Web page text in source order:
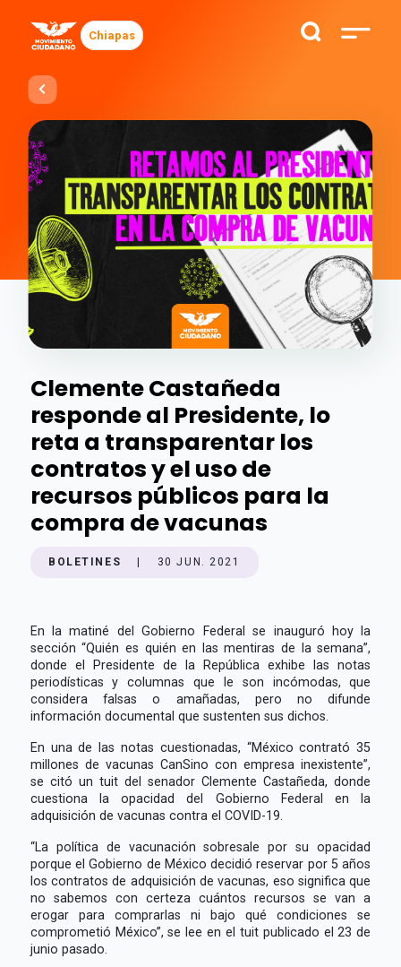
Chiapas
Clemente Castañeda
responde al Presidente, lo
reta a transparentar los
contratos y el uso de
recursos públicos para la
compra de vacunas
BOLETINES 30 JUN. 2021
En la matiné del Gobierno Federal se inauguró hoy la
sección “Quién es quién en las mentiras de la semana”,
donde el Presidente de la República exhibe las notas
periodísticas y columnas que le son incómodas, que
considera falsas o amañadas, pero no difunde
información documental que sustenten sus dichos.
En una de las notas cuestionadas, “México contrató 35
millones de vacunas CanSino con empresa inexistente”,
se citó un tuit del senador Clemente Castañeda, donde
cuestiona la opacidad del Gobierno Federal en la
adquisición de vacunas contra el COVID-19.
“La política de vacunación sobresale por su opacidad
porque el Gobierno de México decidió reservar por 5 años
los contratos de adquisición de vacunas, eso significa que
no sabemos con certeza cuántos recursos se van a
erogar para comprarlas ni bajo qué condiciones se
comprometió México”, se lee en el tuit publicado el 23 de
junio pasado.